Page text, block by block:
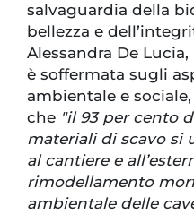
salvaguardia della
bellezza e
Alessandra De
è soffermata sugli
ambientale e
che "il 93 per cento
materiali di scavo si
al cantiere e
rimodellamento
ambientale delle